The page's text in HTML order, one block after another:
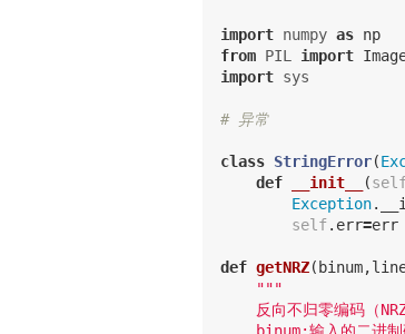
import numpy as np
from PIL import
import sys
class StringError(
def
__init__ (
Exception.
self. err=err
def getNRZ( binum,
"""
反向不归零编码（NRZ